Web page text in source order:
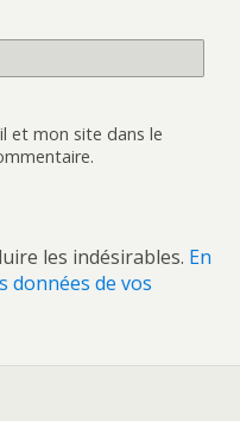
et mon site dans le
les indésirables. En
données de vos